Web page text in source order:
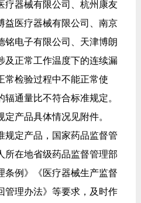
疗器械有限公司、杭州康友
益医疗器械有限公司、南京
铭电子有限公司、天津博朗
及正常工作温度下的连续漏
常检验过程中不能正常使
通量比不符合标准规定。
产品具体情况见附件。
定产品，国家药品监督管
所在地省级药品监督管理部
条例》《医疗器械生产监督
管理办法》等要求，及时作